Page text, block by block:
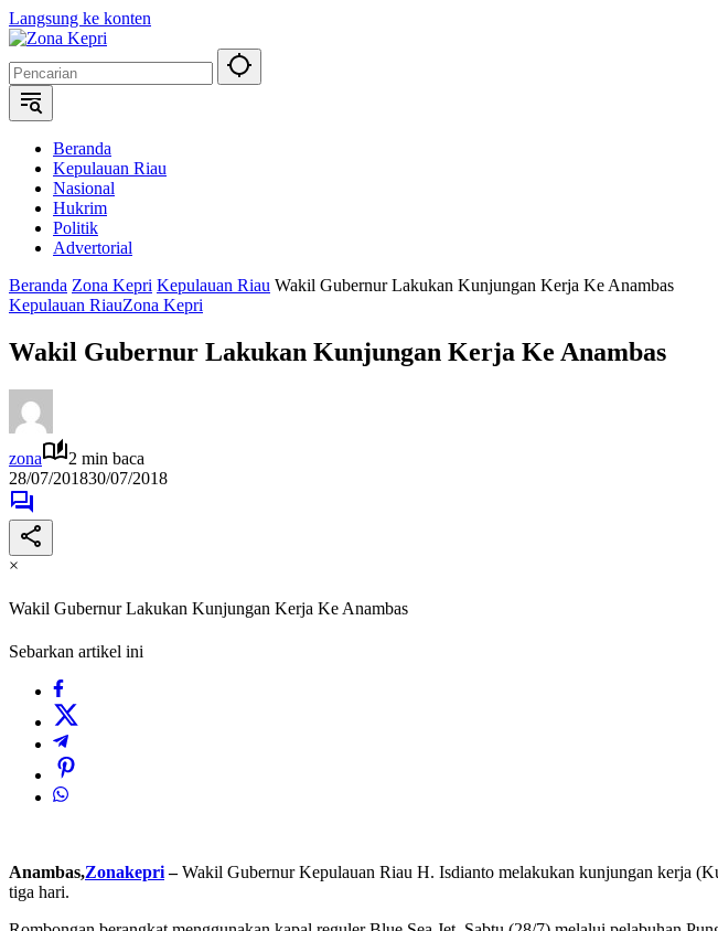
Langsung ke konten
Beranda
Kepulauan Riau
Nasional
Hukrim
Politik
Advertorial
Beranda Zona Kepri Kepulauan Riau Wakil Gubernur Lakukan Kunjungan Kerja Ke Anambas
Kepulauan RiauZona Kepri
Wakil Gubernur Lakukan Kunjungan Kerja Ke Anambas
zona
2 min baca
28/07/201830/07/2018
×
Wakil Gubernur Lakukan Kunjungan Kerja Ke Anambas
Sebarkan artikel ini
Anambas,Zonakepri–Wakil Gubernur Kepulauan Riau H. Isdianto melakukan kunjungan kerja
tiga hari.